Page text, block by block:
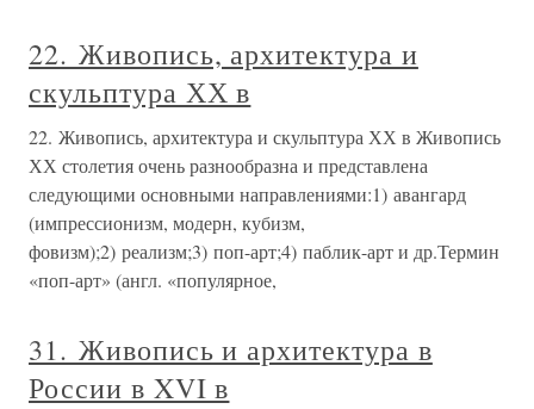
22. Живопись, архитектура и
скульптура ХХ в
22. Живопись, архитектура и скульптура ХХ в Живопись
ХХ столетия очень разнообразна и представлена
следующими основными направлениями:1) авангард
(импрессионизм, модерн, кубизм,
фовизм);2) реализм;3) поп-арт;4) паблик-арт и др.Термин
«поп-арт» (англ. «популярное,
31. Живопись и архитектура в
России в XVI в